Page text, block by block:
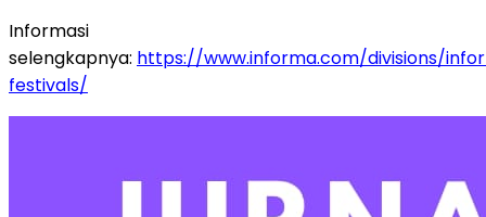
Informasi
selengkapnya: https://www.informa.com/divisions/
festivals/